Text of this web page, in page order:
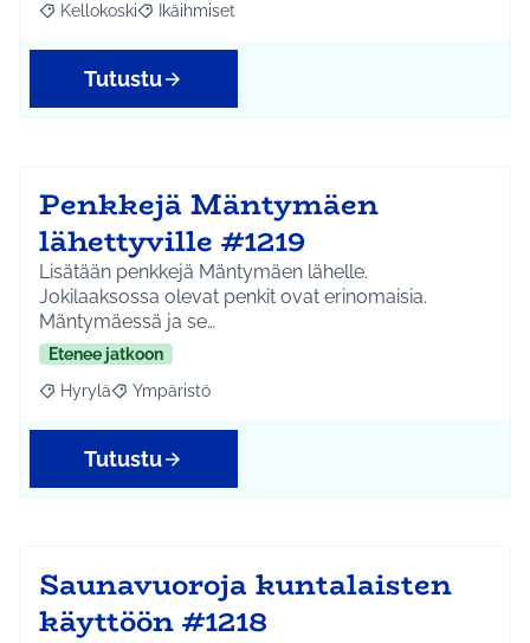
Rajaa tulokset aihepiirin mukaan: Kellokoski
Kellokoski Rajaa tulokset teeman mukaan: Ikäihmiset
Ikäihmiset
Tutustu
Penkkejä Mäntymäen
lähettyville #1219
Lisätään penkkejä Mäntymäen lähelle.
Jokilaaksossa olevat penkit ovat erinomaisia.
Mäntymäessä ja se…
Etenee jatkoon
Rajaa tulokset aihepiirin mukaan: Hyrylä
Hyrylä Rajaa tulokset teeman mukaan: Ympäristö
Ympäristö
Tutustu
Saunavuoroja kuntalaisten
käyttöön #1218